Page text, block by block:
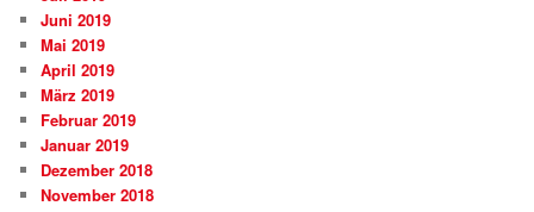
Juni 2019
Mai 2019
April 2019
März 2019
Februar 2019
Januar 2019
Dezember 2018
November 2018